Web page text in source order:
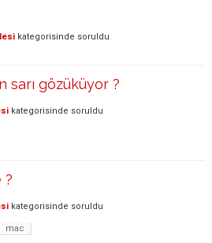
kategorisinde soruldu
sarı gözüküyor ?
kategorisinde soruldu
?
kategorisinde soruldu
mac